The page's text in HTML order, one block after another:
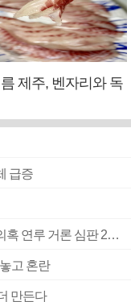
제주, 벤자리와 독
급증
■ 축구협회 ‘성 접대’ 의혹 일파만파…日도 의혹 연루 거론 심판 2명 조사
고 혼란
만든다